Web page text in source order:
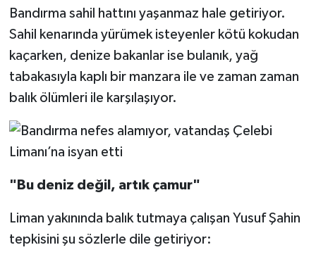
Bandırma sahil hattını yaşanmaz hale getiriyor.
Sahil kenarında yürümek isteyenler kötü kokudan
kaçarken, denize bakanlar ise bulanık, yağ
tabakasıyla kaplı bir manzara ile ve zaman zaman
balık ölümleri ile karşılaşıyor.
"Bu deniz değil, artık çamur"
Liman yakınında balık tutmaya çalışan Yusuf Şahin
tepkisini şu sözlerle dile getiriyor: